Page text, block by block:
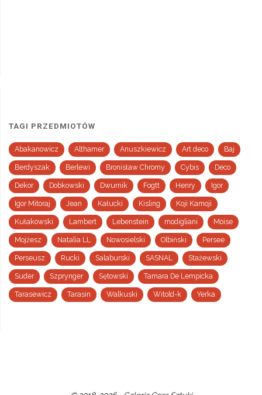
TAGI PRZEDMIOTÓW
Abakanowicz Althamer Anuszkiewicz Art deco Baj
Berdyszak Berlewi Bronisław Chromy Cybis Deco
Dekor Dobkowski Dwurnik Fogtt Henry Igor
Igor Mitoraj Jean Kałucki Kisling Koji Kamoji
Kułakowski Lambert Lebenstein modigliani Moise
Mojżesz Natalia LL Nowosielski Olbiński Persee
Perseusz Rucki Salaburski SASNAL Stażewski
Suder Szprynger Sętowski Tamara De Lempicka
Tarasewicz Tarasin Walkuski Witold-k Yerka